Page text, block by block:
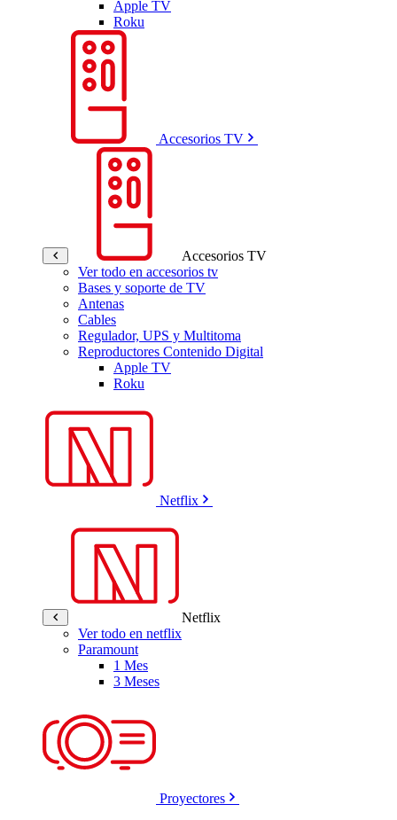
Apple TV
Roku
Accesorios TV
Accesorios TV
Ver todo en accesorios tv
Bases y soporte de TV
Antenas
Cables
Regulador, UPS y Multitoma
Reproductores Contenido Digital
Apple TV
Roku
Netflix
Netflix
Ver todo en netflix
Paramount
1 Mes
3 Meses
Proyectores